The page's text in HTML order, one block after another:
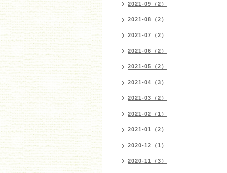
2021-09（2）
2021-08（2）
2021-07（2）
2021-06（2）
2021-05（2）
2021-04（3）
2021-03（2）
2021-02（1）
2021-01（2）
2020-12（1）
2020-11（3）